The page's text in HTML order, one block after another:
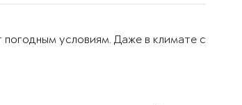
условиям. Даже в климате с